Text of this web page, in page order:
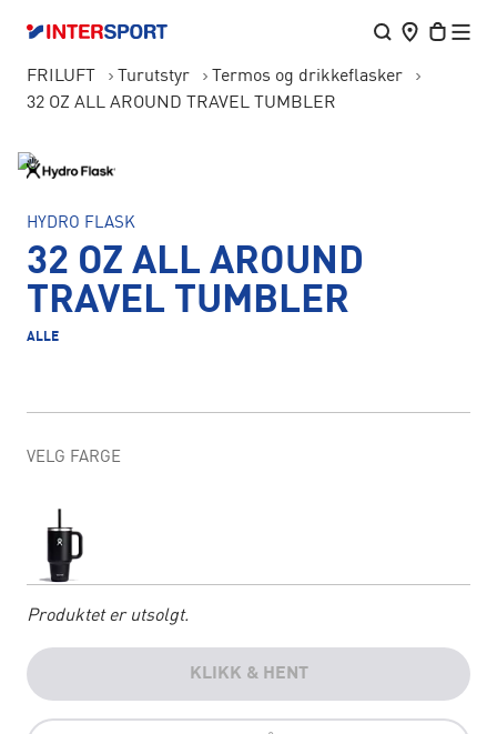
FRILUFT Turutstyr
Termos og drikkeflasker
32 OZ ALL AROUND TRAVEL TUMBLER
HYDRO FLASK
32 OZ ALL AROUND
TRAVEL TUMBLER
ALLE
VELG FARGE
Produktet er utsolgt.
KLIKK & HENT